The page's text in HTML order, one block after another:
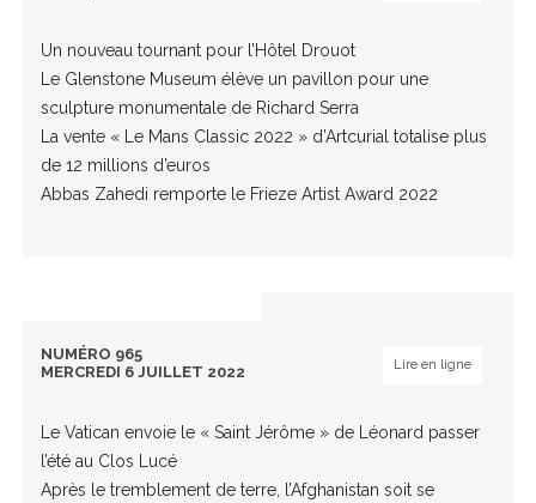
Un nouveau tournant pour l’Hôtel Drouot
Le Glenstone Museum élève un pavillon pour une
sculpture monumentale de Richard Serra
La vente « Le Mans Classic 2022 » d’Artcurial totalise plus
de 12 millions d’euros
Abbas Zahedi remporte le Frieze Artist Award 2022
NUMÉRO 965
MERCREDI 6 JUILLET 2022
Lire en ligne
Le Vatican envoie le « Saint Jérôme » de Léonard passer
l’été au Clos Lucé
Après le tremblement de terre, l’Afghanistan soit se